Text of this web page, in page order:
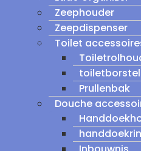
Zeephouder
Zeepdispenser
Toilet
toiletborstel
Prullenbak
Douche